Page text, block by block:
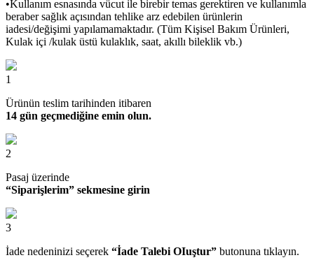
•Kullanım esnasında vücut ile birebir temas gerektiren ve kullanımla
beraber sağlık açısından tehlike arz edebilen ürünlerin
iadesi/değişimi yapılamamaktadır. (Tüm Kişisel Bakım Ürünleri,
Kulak içi /kulak üstü kulaklık, saat, akıllı bileklik vb.)
1
Ürünün teslim tarihinden itibaren
14 gün geçmediğine emin olun.
2
Pasaj üzerinde
“Siparişlerim” sekmesine girin
3
İade nedeninizi seçerek “İade Talebi OIuştur” butonuna tıklayın.